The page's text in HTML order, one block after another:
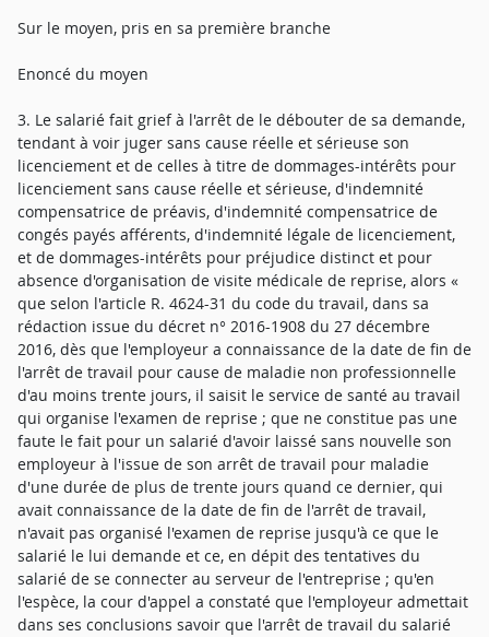
Sur le moyen, pris en sa première branche
Enoncé du moyen
3. Le salarié fait grief à l'arrêt de le débouter de sa demande,
tendant à voir juger sans cause réelle et sérieuse son
licenciement et de celles à titre de dommages-intérêts pour
licenciement sans cause réelle et sérieuse, d'indemnité
compensatrice de préavis, d'indemnité compensatrice de
congés payés afférents, d'indemnité légale de licenciement,
et de dommages-intérêts pour préjudice distinct et pour
absence d'organisation de visite médicale de reprise, alors «
que selon l'article R. 4624-31 du code du travail, dans sa
rédaction issue du décret n° 2016-1908 du 27 décembre
2016, dès que l'employeur a connaissance de la date de fin de
l'arrêt de travail pour cause de maladie non professionnelle
d'au moins trente jours, il saisit le service de santé au travail
qui organise l'examen de reprise ; que ne constitue pas une
faute le fait pour un salarié d'avoir laissé sans nouvelle son
employeur à l'issue de son arrêt de travail pour maladie
d'une durée de plus de trente jours quand ce dernier, qui
avait connaissance de la date de fin de l'arrêt de travail,
n'avait pas organisé l'examen de reprise jusqu'à ce que le
salarié le lui demande et ce, en dépit des tentatives du
salarié de se connecter au serveur de l'entreprise ; qu'en
l'espèce, la cour d'appel a constaté que l'employeur admettait
dans ses conclusions savoir que l'arrêt de travail du salarié